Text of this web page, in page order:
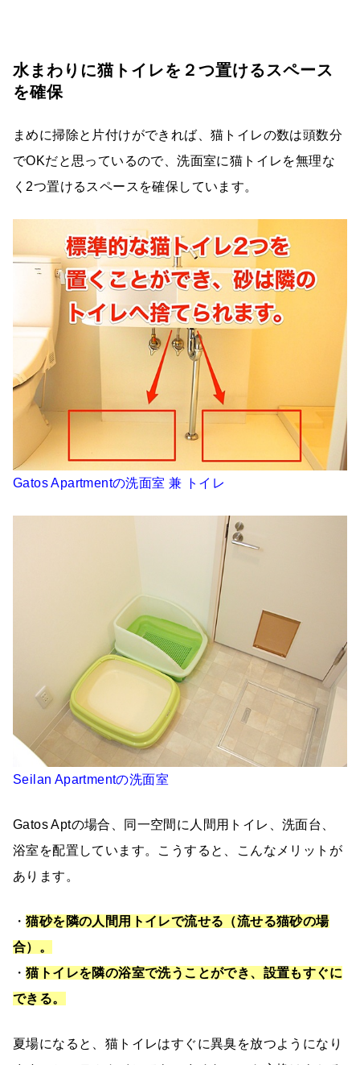
水まわりに猫トイレを２つ置けるスペース
を確保
まめに掃除と片付けができれば、猫トイレの数は頭数分
でOKだと思っているので、洗面室に猫トイレを無理な
く2つ置けるスペースを確保しています。
Gatos Apartmentの洗面室 兼 トイレ
Seilan Apartmentの洗面室
Gatos Aptの場合、同一空間に人間用トイレ、洗面台、
浴室を配置しています。こうすると、こんなメリットが
あります。
・猫砂を隣の人間用トイレで流せる（流せる猫砂の場
合）。
・猫トイレを隣の浴室で洗うことができ、設置もすぐに
できる。
夏場になると、猫トイレはすぐに異臭を放つようになり